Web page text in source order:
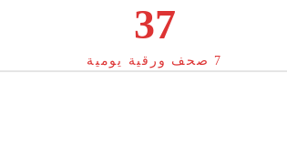
37
7 صحف ورقية يومية